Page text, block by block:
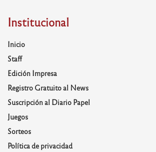
Institucional
Inicio
Staff
Edición Impresa
Registro Gratuito al News
Suscripción al Diario Papel
Juegos
Sorteos
Política de privacidad